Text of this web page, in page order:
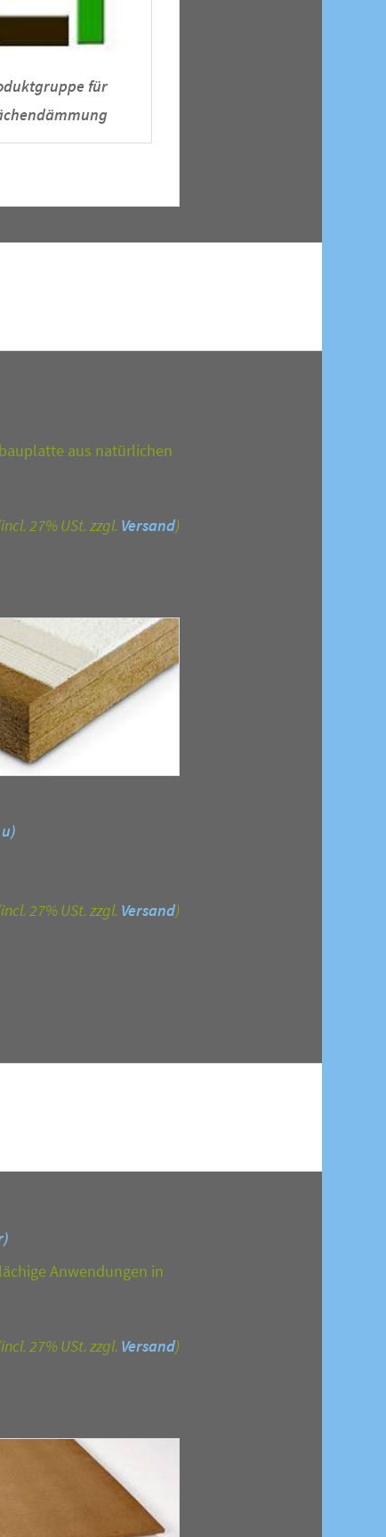
für
aus natürlichen
27% USt. zzgl. Versand)
27% USt. zzgl. Versand)
Anwendungen in
27% USt. zzgl. Versand)